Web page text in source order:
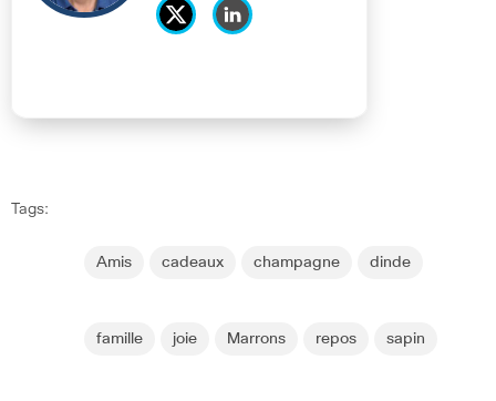
Tags:
Amis cadeaux champagne dinde
famille joie Marrons repos sapin